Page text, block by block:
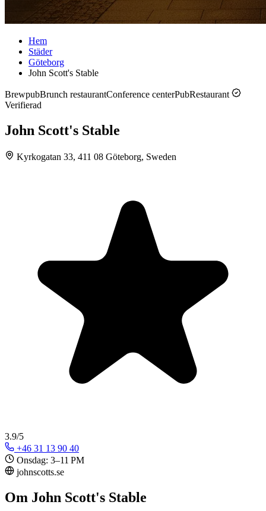
Hem
Städer
Göteborg
John Scott's Stable
BrewpubBrunch restaurantConference centerPubRestaurant
Verifierad
John Scott's Stable
Kyrkogatan 33, 411 08 Göteborg, Sweden
3.9/5
+46 31 13 90 40
Onsdag: 3–11 PM
johnscotts.se
Om John Scott's Stable